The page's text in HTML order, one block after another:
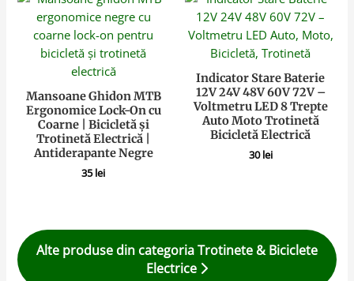
Mansoane Ghidon MTB
Ergonomice Lock-On cu
Coarne | Bicicletă și
Trotinetă Electrică |
Antiderapante Negre
35lei
Indicator Stare Baterie
12V 24V 48V 60V 72V –
Voltmetru LED 8 Trepte
Auto Moto Trotinetă
Bicicletă Electrică
30lei
Alte produse din categoria Trotinete & Biciclete
Electrice